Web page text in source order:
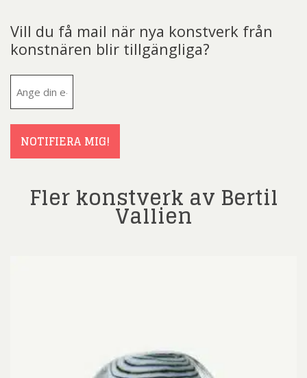
Vill du få mail när nya konstverk från
konstnären blir tillgängliga?
NOTIFIERA MIG!
Fler konstverk av Bertil
Vallien